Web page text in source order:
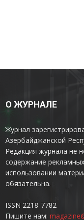
О ЖУРНАЛЕ
Журнал
Азербайджанской
Редакция журнала не
содержание
использовании
обязательна.
ISSN 2218-7782
Пишите нам: